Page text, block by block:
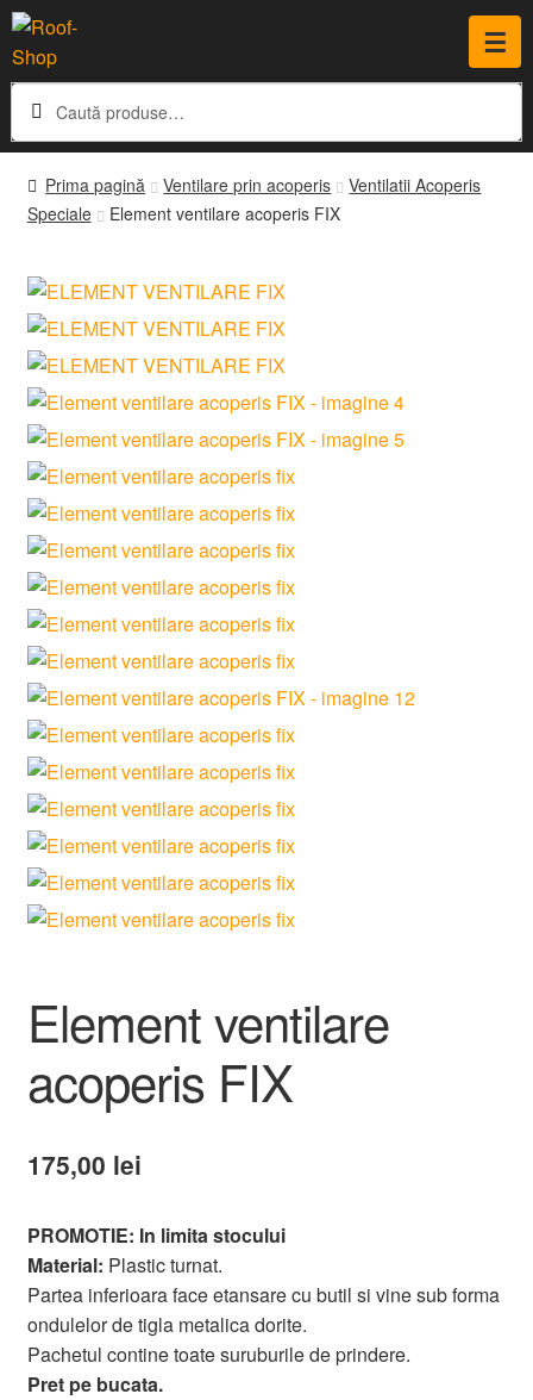
☰
după:
Prima pagină Ventilare prin acoperis
Ventilatii Acoperis
Speciale
Element ventilare acoperis FIX
Element ventilare
acoperis FIX
175,00 lei
PROMOTIE: In limita stocului
Material: Plastic turnat.
Partea inferioara face etansare cu butil si vine sub forma
ondulelor de tigla metalica dorite.
Pachetul contine toate suruburile de prindere.
Pret pe bucata.